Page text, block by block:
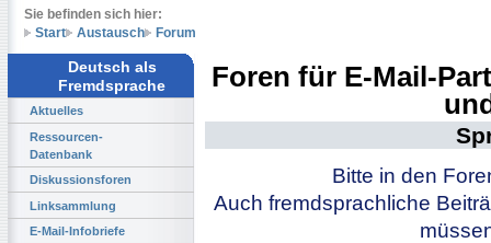
Sie befinden sich hier:
Start
Austausch Forum
Deutsch als
Fremdsprache
Aktuelles
Ressourcen-
Datenbank
Diskussionsforen
Linksammlung
E-Mail-Infobriefe
Foren für E-Mail-
Bitte in den
Auch fremdsprachliche